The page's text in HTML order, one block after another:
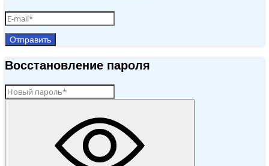
Отправить
Восстановление пароля